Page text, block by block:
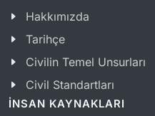
Hakkımızda
Tarihçe
Civilin Temel Unsurları
Civil Standartları
İNSAN KAYNAKLARI